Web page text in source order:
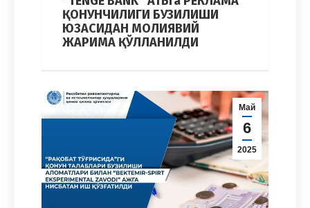
ҚОНУНЧИЛИГИ БУЗИЛИШИ
ЮЗАСИДАН МОЛИЯВИЙ
ЖАРИМА ҚЎЛЛАНИЛДИ
Май
6
2025